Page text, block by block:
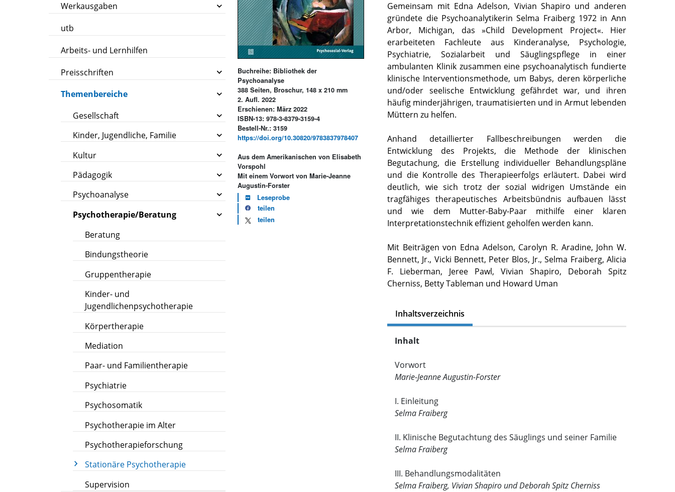
Werkausgaben
utb
Arbeits- und Lernhilfen
Preisschriften
Themenbereiche
Gesellschaft
Kinder, Jugendliche, Familie
Kultur
Pädagogik
Psychoanalyse
Psychotherapie/Beratung
Beratung
Bindungstheorie
Gruppentherapie
Kinder- und
Jugendlichenpsychotherapie
Körpertherapie
Mediation
Paar- und Familientherapie
Psychiatrie
Psychosomatik
Psychotherapie im Alter
Psychotherapieforschung
Stationäre Psychotherapie
Supervision
Buchreihe: Bibliothek der
Psychoanalyse
388 Seiten, Broschur, 148 x 210 mm
2. Aufl. 2022
Erschienen: März 2022
ISBN-13: 978-3-8379-3159-4
Bestell-Nr.: 3159
https://doi.org/10.30820/9783837978407
Aus dem Amerikanischen von Elisabeth
Vorspohl
Mit einem Vorwort von Marie-Jeanne
Augustin-Forster
Leseprobe
teilen
teilen
Gemeinsam mit Edna Adelson, Vivian Shapiro und anderen
gründete die Psychoanalytikerin Selma Fraiberg 1972 in Ann
Arbor, Michigan, das »Child Development Project«. Hier
erarbeiteten Fachleute aus Kinderanalyse, Psychologie,
Psychiatrie, Sozialarbeit und Säuglingspflege in einer
ambulanten Klinik zusammen eine psychoanalytisch fundierte
klinische Interventionsmethode, um Babys, deren körperliche
und/oder seelische Entwicklung gefährdet war, und ihren
häufig minderjährigen, traumatisierten und in Armut lebenden
Müttern zu helfen.
Anhand detaillierter Fallbeschreibungen werden die
Entwicklung des Projekts, die Methode der klinischen
Begutachung, die Erstellung individueller Behandlungspläne
und die Kontrolle des Therapieerfolgs erläutert. Dabei wird
deutlich, wie sich trotz der sozial widrigen Umstände ein
tragfähiges therapeutisches Arbeitsbündnis aufbauen lässt
und wie dem Mutter-Baby-Paar mithilfe einer klaren
Interpretationstechnik effizient geholfen werden kann.
Mit Beiträgen von Edna Adelson, Carolyn R. Aradine, John W.
Bennett, Jr., Vicki Bennett, Peter Blos, Jr., Selma Fraiberg, Alicia
F. Lieberman, Jeree Pawl, Vivian Shapiro, Deborah Spitz
Cherniss, Betty Tableman und Howard Uman
Inhaltsverzeichnis
Inhalt
Vorwort
Marie-Jeanne Augustin-Forster
I. Einleitung
Selma Fraiberg
II. Klinische Begutachtung des Säuglings und seiner Familie
Selma Fraiberg
III. Behandlungsmodalitäten
Selma Fraiberg, Vivian Shapiro und Deborah Spitz Cherniss